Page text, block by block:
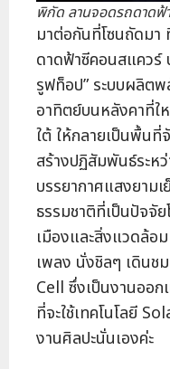
พิกัด ลานจอดรถดาด
มาต่อกันที่โซนถัดมา
ดาดฟ้าซีคอนสแควร์
รูฟท็อป” ระบบผลิต
อาทิตย์บนหลังคาที่ใ
ใต้ ให้กลายเป็นพื้นที่
สร้างปฏิสัมพันธ์ระห
บรรยากาศแสงยาม
ธรรมชาติที่เป็นปัจจั
เมืองและสิ่งแวดล้
เพลง นั่งชิลๆ เดินช
Cell ซึ่งเป็นงานอ
ที่จะใช้เทคโนโลยี
งานศิลปะนั่นเองค่ะ